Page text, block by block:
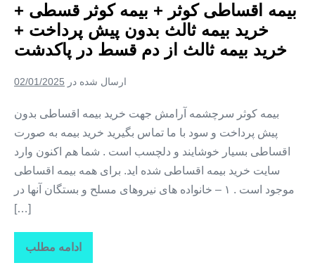
+
خرید
بیمه
ثالث
بدون
پرداخت
+
بیمه
ثالث
از
دم
قسط
در
قرچک
بیمه اقساطی کوثر + بیمه کوثر قسطی +
خرید بیمه ثالث بدون پیش پرداخت +
خرید بیمه ثالث از دم قسط در پاکدشت
ارسال شده در 02/01/2025
بیمه کوثر سرچشمه آرامش جهت خرید بیمه اقساطی بدون
پیش پرداخت و سود با ما تماس بگیرید خرید بیمه به صورت
اقساطی بسیار خوشایند و دلچسب است . شما هم اکنون وارد
سایت خرید بیمه اقساطی شده اید. برای همه بیمه اقساطی
موجود است . ۱ – خانواده های نیروهای مسلح و بستگان آنها در
[…]
ادامه مطلب
بیمه
اقساطی